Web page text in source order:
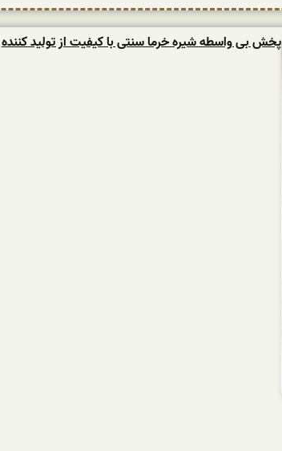
پخش بی واسطه شیره خرما سنتی با کیفیت از تولید کننده